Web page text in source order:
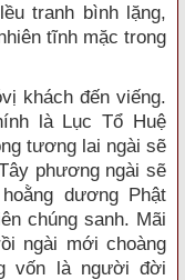
tranh bình lặng,
tĩnh mặc trong
khách đến viếng.
là Lục Tổ Huệ
tương lai ngài sẽ
phương ngài sẽ
dương Phật
chúng sanh. Mãi
ngài mới choàng
vốn là người đời